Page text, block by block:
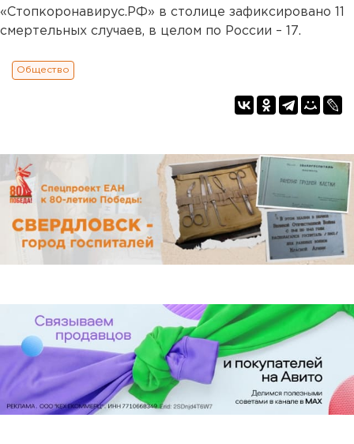
«Стопкоронавирус.РФ» в столице зафиксировано 11
смертельных случаев, в целом по России – 17.
Общество